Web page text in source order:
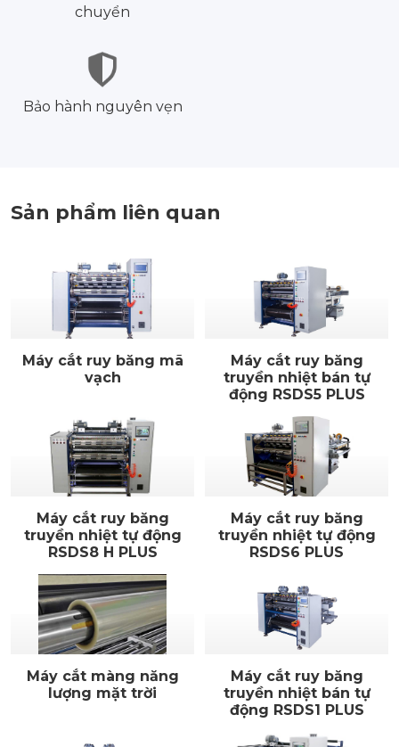
chuyển
Bảo hành nguyên vẹn
Sản phẩm liên quan
Máy cắt ruy băng mã
vạch
Máy cắt ruy băng
truyền nhiệt bán tự
động RSDS5 PLUS
Máy cắt ruy băng
truyền nhiệt tự động
RSDS8 H PLUS
Máy cắt ruy băng
truyền nhiệt tự động
RSDS6 PLUS
Máy cắt màng năng
lượng mặt trời
Máy cắt ruy băng
truyền nhiệt bán tự
động RSDS1 PLUS